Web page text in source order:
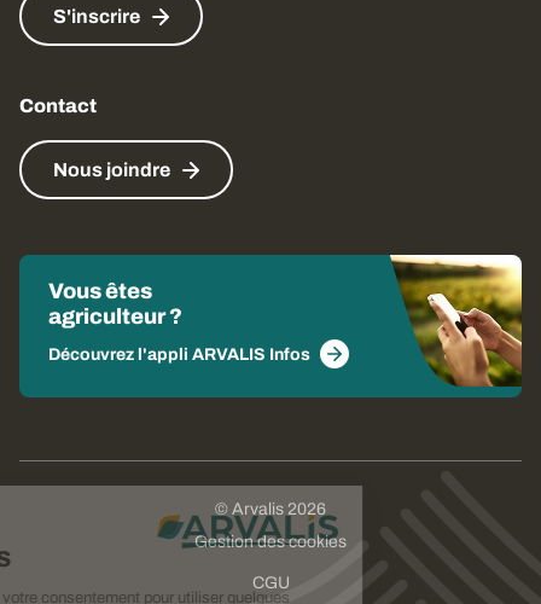
vos cookies
Nous avons besoin de votre consentement pour utiliser quelques
S'inscrire
Contact
Nous joindre
Vous êtes
agriculteur ?
Découvrez l'appli ARVALIS Infos
© Arvalis 2026
Gestion des cookies
CGU